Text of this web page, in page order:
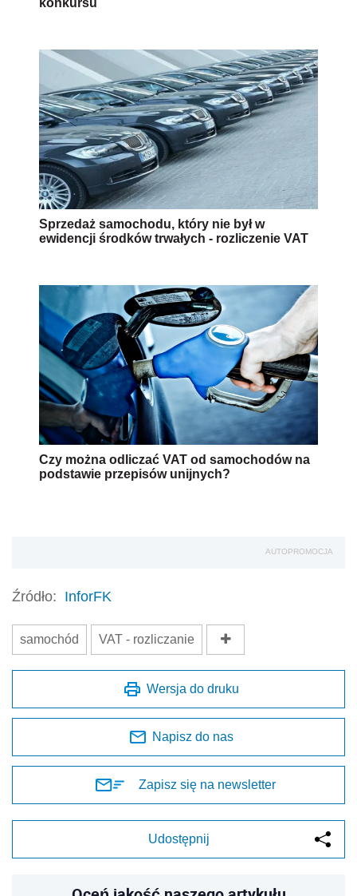
Sprzedaż samochodu, który nie był w
ewidencji środków trwałych - rozliczenie VAT
Czy można odliczać VAT od samochodów na
podstawie przepisów unijnych?
AUTOPROMOCJA
Źródło: InforFK
samochód VAT - rozliczanie
Wersja do druku
Napisz do nas
Zapisz się na newsletter
Udostępnij